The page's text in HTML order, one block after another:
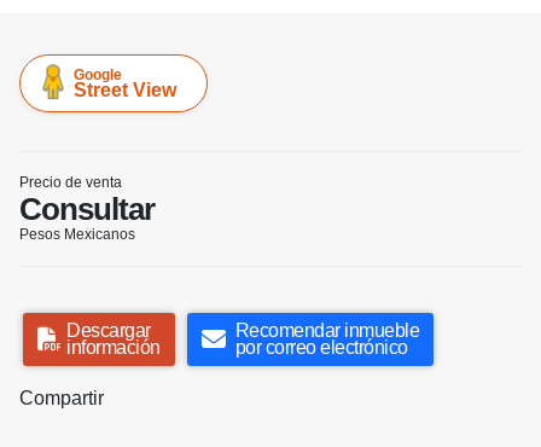
Google
Street View
Precio de venta
Consultar
Pesos Mexicanos
Descargar
información
Recomendar inmueble
por correo electrónico
Compartir